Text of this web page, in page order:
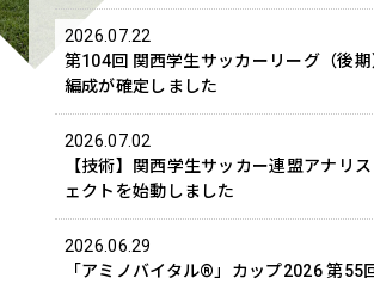
2026.07.22
第104回 関西学生サッカーリーグ（後
編成が確定しました
2026.07.02
【技術】関西学生サッカー連盟アナリ
ェクトを始動しました
2026.06.29
「アミノバイタル®」カップ2026 第55